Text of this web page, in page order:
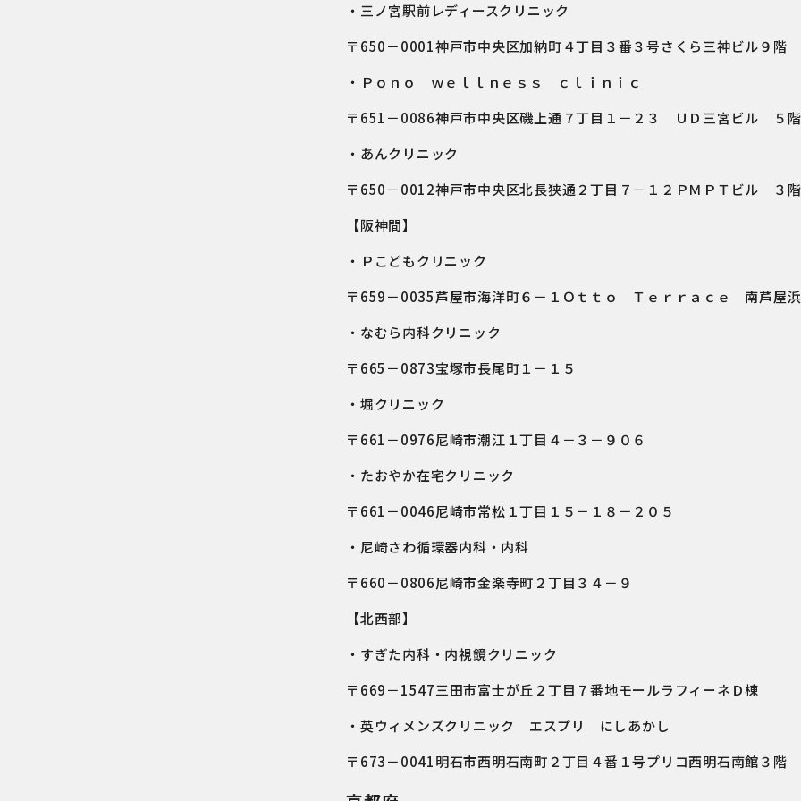
・三ノ宮駅前レディースクリニック
〒650－0001神戸市中央区加納町４丁目３番３号さくら三神ビル９階
・Ｐｏｎｏ ｗｅｌｌｎｅｓｓ ｃｌｉｎｉｃ
〒651－0086神戸市中央区磯上通７丁目１－２３ ＵＤ三宮ビル ５階
・あんクリニック
〒650－0012神戸市中央区北長狭通２丁目７－１２ＰＭＰＴビル ３階
【阪神間】
・Ｐこどもクリニック
〒659－0035芦屋市海洋町６－１Ｏｔｔｏ Ｔｅｒｒａｃｅ 南芦屋
・なむら内科クリニック
〒665－0873宝塚市長尾町１－１５
・堀クリニック
〒661－0976尼崎市潮江１丁目４－３－９０６
・たおやか在宅クリニック
〒661－0046尼崎市常松１丁目１５－１８－２０５
・尼崎さわ循環器内科・内科
〒660－0806尼崎市金楽寺町２丁目３４－９
【北西部】
・すぎた内科・内視鏡クリニック
〒669－1547三田市富士が丘２丁目７番地モールラフィーネＤ棟
・英ウィメンズクリニック エスプリ にしあかし
〒673－0041明石市西明石南町２丁目４番１号プリコ西明石南館３階